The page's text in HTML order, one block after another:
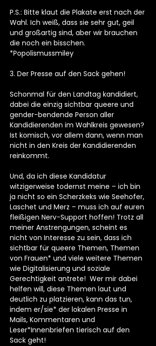
P.S.: Bitte klaut die Plakate erst nach der
Wahl. Ich weiß, dass sie sehr gut, geil
und großartig sind, aber wir brauchen
die noch ein bisschen.
*Popolismussmiley
3. Der Presse auf den Sack gehen!
Schonmal für den Landtag kandidiert,
dabei die einzig sichtbar queere und
gender-bendende Person aller
Kandidierenden im Wahlkreis gewesen?
Ist komisch, vor allem dann, wenn man
nicht in den Kreis der Kandidierenden
reinkommt.
Und, da ich diese Kandidatur
witzigerweise todernst meine – ich bin
ja nicht so ein Scherzkeks wie Seehofer,
Laschet und Merz – muss ich auf euren
fleißigen Nerv-Support hoffen! Trotz all
meiner Anstrengungen, scheint es
nicht von Interesse zu sein, dass ich
sichtbar für queere Themen, Themen
von Frauen* und viele weitere Themen
wie Digitalisierung und soziale
Gerechtigkeit antrete! Wer mir dabei
helfen will, diese Themen laut und
deutlich zu platzieren, kann das tun,
indem er/sie* der lokalen Presse in
Mails, Kommentaren und
Leser*Innenbriefen tierisch auf den
Sack geht!